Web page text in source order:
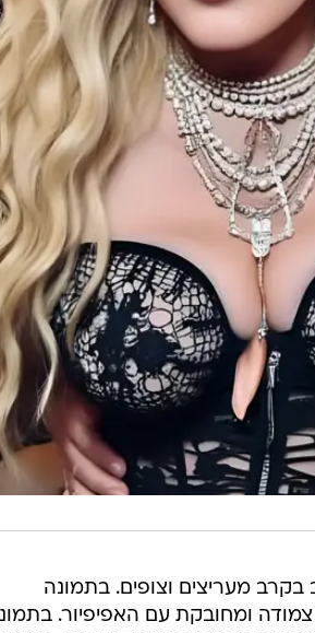
מעריצים וצופים. בתמונה
ומחובקת עם האפיפיור.